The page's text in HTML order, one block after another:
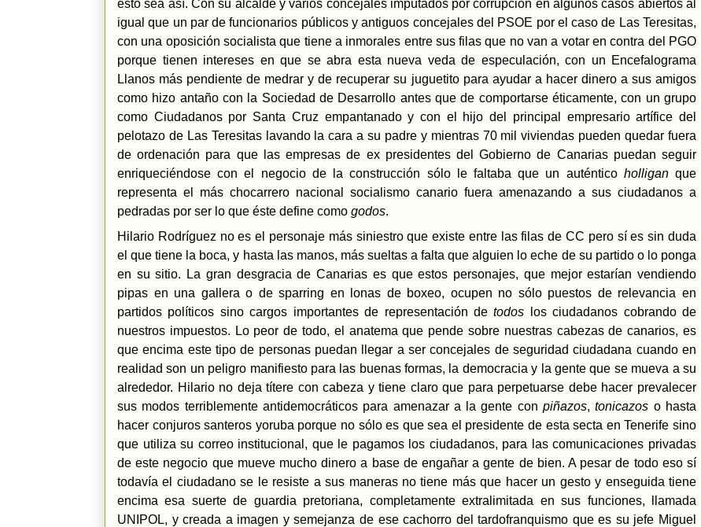
esto sea así. Con su alcalde y varios concejales imputados por corrupción en algunos casos abiertos al
igual que un par de funcionarios públicos y antiguos concejales del PSOE por el caso de Las Teresitas,
con una oposición socialista que tiene a inmorales entre sus filas que no van a votar en contra del PGO
porque tienen intereses en que se abra esta nueva veda de especulación, con un Encefalograma
Llanos más pendiente de medrar y de recuperar su juguetito para ayudar a hacer dinero a sus amigos
como hizo antaño con la Sociedad de Desarrollo antes que de comportarse éticamente, con un grupo
como Ciudadanos por Santa Cruz empantanado y con el hijo del principal empresario artífice del
pelotazo de Las Teresitas lavando la cara a su padre y mientras 70 mil viviendas pueden quedar fuera
de ordenación para que las empresas de ex presidentes del Gobierno de Canarias puedan seguir
enriqueciéndose con el negocio de la construcción sólo le faltaba que un auténtico holliganque
representa el más chocarrero nacional socialismo canario fuera amenazando a sus ciudadanos a
pedradas por ser lo que éste define como godos.
Hilario Rodríguez no es el personaje más siniestro que existe entre las filas de CC pero sí es sin duda
el que tiene la boca, y hasta las manos, más sueltas a falta que alguien lo eche de su partido o lo ponga
en su sitio. La gran desgracia de Canarias es que estos personajes, que mejor estarían vendiendo
pipas en una gallera o de sparring en lonas de boxeo, ocupen no sólo puestos de relevancia en
partidos políticos sino cargos importantes de representación detodos los ciudadanos cobrando de
nuestros impuestos. Lo peor de todo, el anatema que pende sobre nuestras cabezas de canarios, es
que encima este tipo de personas puedan llegar a ser concejales de seguridad ciudadana cuando en
realidad son un peligro manifiesto para las buenas formas, la democracia y la gente que se mueva a su
alrededor. Hilario no deja títere con cabeza y tiene claro que para perpetuarse debe hacer prevalecer
sus modos terriblemente antidemocráticos para amenazar a la gente conpiñazos,tonicazos o hasta
hacer conjuros santeros yoruba porque no sólo es que sea el presidente de esta secta en Tenerife sino
que utiliza su correo institucional, que le pagamos los ciudadanos, para las comunicaciones privadas
de este negocio que mueve mucho dinero a base de engañar a gente de bien. A pesar de todo eso sí
todavía el ciudadano se le resiste a sus maneras no tiene más que hacer un gesto y enseguida tiene
encima esa suerte de guardia pretoriana, completamente extralimitada en sus funciones, llamada
UNIPOL, y creada a imagen y semejanza de ese cachorro del tardofranquismo que es su jefe Miguel